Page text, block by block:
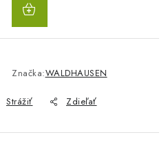
Značka:WALDHAUSEN
Strážiť Zdieľať